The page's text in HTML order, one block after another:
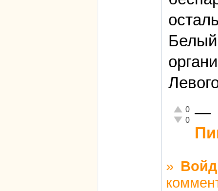
Белый
Отлично!
0
Неадекватно!
0 —
»